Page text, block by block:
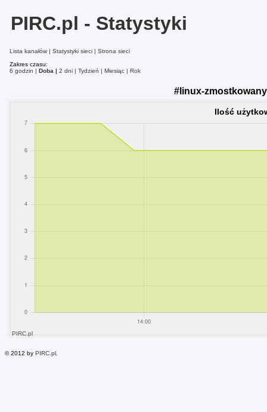
PIRC.pl - Statystyki
Lista kanałów Statystyki sieci
Strona sieci
Zakres czasu:
6 godzin
Doba 2 dni Tydzień Miesiąc Rok
#linux-zmostkowany
© 2012 by PIRC.pl